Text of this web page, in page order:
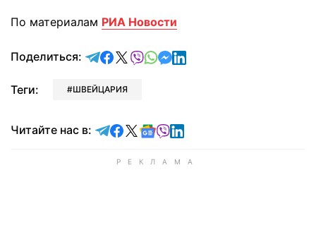
По материалам РИА Новости
Поделиться: отправить в Telegram
поделиться в Facebook
поделиться в X
отправить в Viber
отправить в Whatsapp
отправить в Messenger
отправить в LinkedIn
Теги: ШВЕЙЦАРИЯ
Читайте нас в: Читайте в Telegram
Читайте в Facebook
Читайте в X
Читайте в Google news
Читайте в Viber
Читайте в LinkedIn